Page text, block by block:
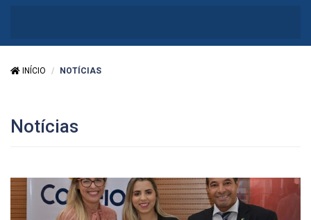
INÍCIO NOTÍCIAS
Notícias